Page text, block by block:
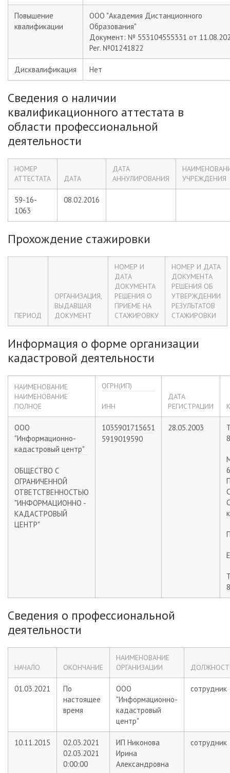
Повышение
квалификации
ООО "Академия Дистанционного
Образования"
Документ: № 553104555331 от
Рег. №01241822
Дисквалификация Нет
Сведения о наличии
квалификационного аттестата в
области профессиональной
деятельности
НОМЕР
АТТЕСТАТА
ДАТА
ДАТА
АННУЛИРОВАНИЯ
УЧРЕЖДЕНИЯ
59-16-
1063
08.02.2016
Прохождение стажировки
ПЕРИОД
ОРГАНИЗАЦИЯ,
ВЫДАВШАЯ
ДОКУМЕНТ
НОМЕР И
ДАТА
ДОКУМЕНТА
РЕШЕНИЯ О
ПРИЕМЕ НА
СТАЖИРОВКУ
НОМЕР И ДАТА
ДОКУМЕНТА
РЕШЕНИЯ ОБ
УТВЕРЖДЕНИИ
РЕЗУЛЬТАТОВ
СТАЖИРОВКИ
Информация о форме организации
кадастровой деятельности
НАИМЕНОВАНИЕ
НАИМЕНОВАНИЕ
ПОЛНОЕ
ОГРН(ИП)
ИНН
ДАТА
РЕГИСТРАЦИИ
ООО
"Информационно-
кадастровый центр"
ОБЩЕСТВО С
ОГРАНИЧЕННОЙ
ОТВЕТСТВЕННОСТЬЮ
"ИНФОРМАЦИОННО -
КАДАСТРОВЫЙ
ЦЕНТР"
1035901715651
5919019590
28.05.2003
Сведения о профессиональной
деятельности
НАЧАЛО ОКОНЧАНИЕ
НАИМЕНОВАНИЕ
ОРГАНИЗАЦИИ
01.03.2021
По
настоящее
время
ООО
"Информационно-
кадастровый
центр"
сотрудник
10.11.2015
02.03.2021
02.03.2021
0:00:00
ИП Никонова
Ирина
Александровна
сотрудник